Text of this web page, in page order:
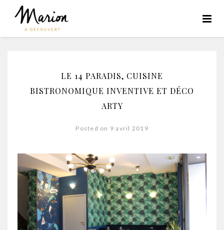
LE 14 PARADIS, CUISINE
BISTRONOMIQUE INVENTIVE ET DÉCO
ARTY
Posted on 9 avril 2019